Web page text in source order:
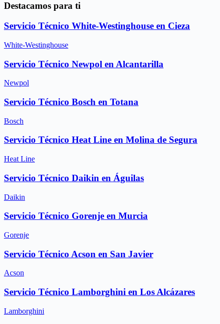
Destacamos para ti
Servicio Técnico White-Westinghouse en Cieza
White-Westinghouse
Servicio Técnico Newpol en Alcantarilla
Newpol
Servicio Técnico Bosch en Totana
Bosch
Servicio Técnico Heat Line en Molina de Segura
Heat Line
Servicio Técnico Daikin en Águilas
Daikin
Servicio Técnico Gorenje en Murcia
Gorenje
Servicio Técnico Acson en San Javier
Acson
Servicio Técnico Lamborghini en Los Alcázares
Lamborghini